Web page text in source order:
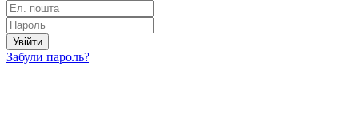
Увійти
Забули пароль?